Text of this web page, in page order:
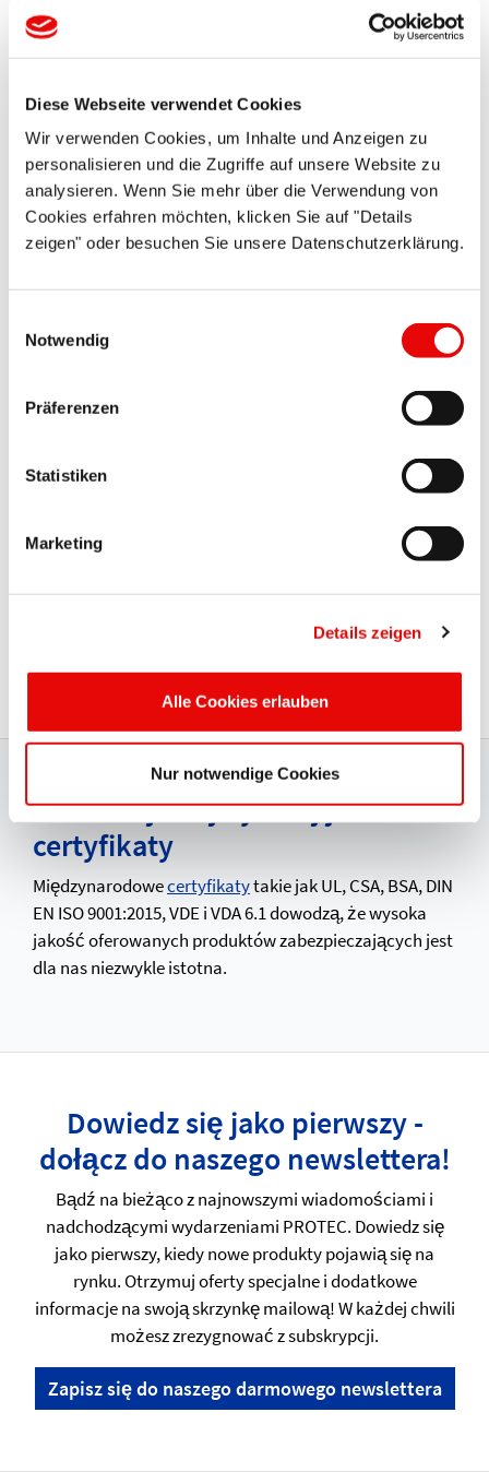
Diese Webseite verwendet Cookies
Wir verwenden Cookies, um Inhalte und Anzeigen zu
personalisieren und die Zugriffe auf unsere Website zu
analysieren. Wenn Sie mehr über die Verwendung von
Cookies erfahren möchten, klicken Sie auf "Details
zeigen" oder besuchen Sie unsere Datenschutzerklärung.
Notwendig
Präferenzen
Statistiken
Marketing
Details zeigen
Alle Cookies erlauben
Nur notwendige Cookies
CAPTOP®EP 283
Zatyczki z uchwytem
Osłony kołnierzy
Gwarancja najwyższej jakości i
certyfikaty
Międzynarodowecertyfikatytakie jak UL, CSA, BSA, DIN
EN ISO 9001:2015, VDE i VDA 6.1 dowodzą, że wysoka
jakość oferowanych produktów zabezpieczających jest
dla nas niezwykle istotna.
Dowiedz się jako pierwszy -
dołącz do naszego newslettera!
Bądź na bieżąco z najnowszymi wiadomościami i
nadchodzącymi wydarzeniami PROTEC. Dowiedz się
jako pierwszy, kiedy nowe produkty pojawią się na
rynku. Otrzymuj oferty specjalne i dodatkowe
informacje na swoją skrzynkę mailową! W każdej chwili
możesz zrezygnować z subskrypcji.
Zapisz się do naszego darmowego newslettera